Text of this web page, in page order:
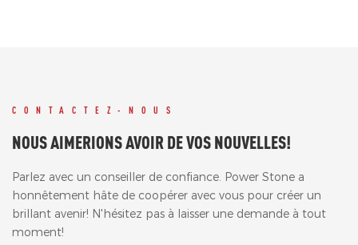
CONTACTEZ-NOUS
NOUS AIMERIONS AVOIR DE VOS NOUVELLES!
Parlez avec un conseiller de confiance. Power Stone a
honnêtement hâte de coopérer avec vous pour créer un
brillant avenir! N'hésitez pas à laisser une demande à tout
moment!